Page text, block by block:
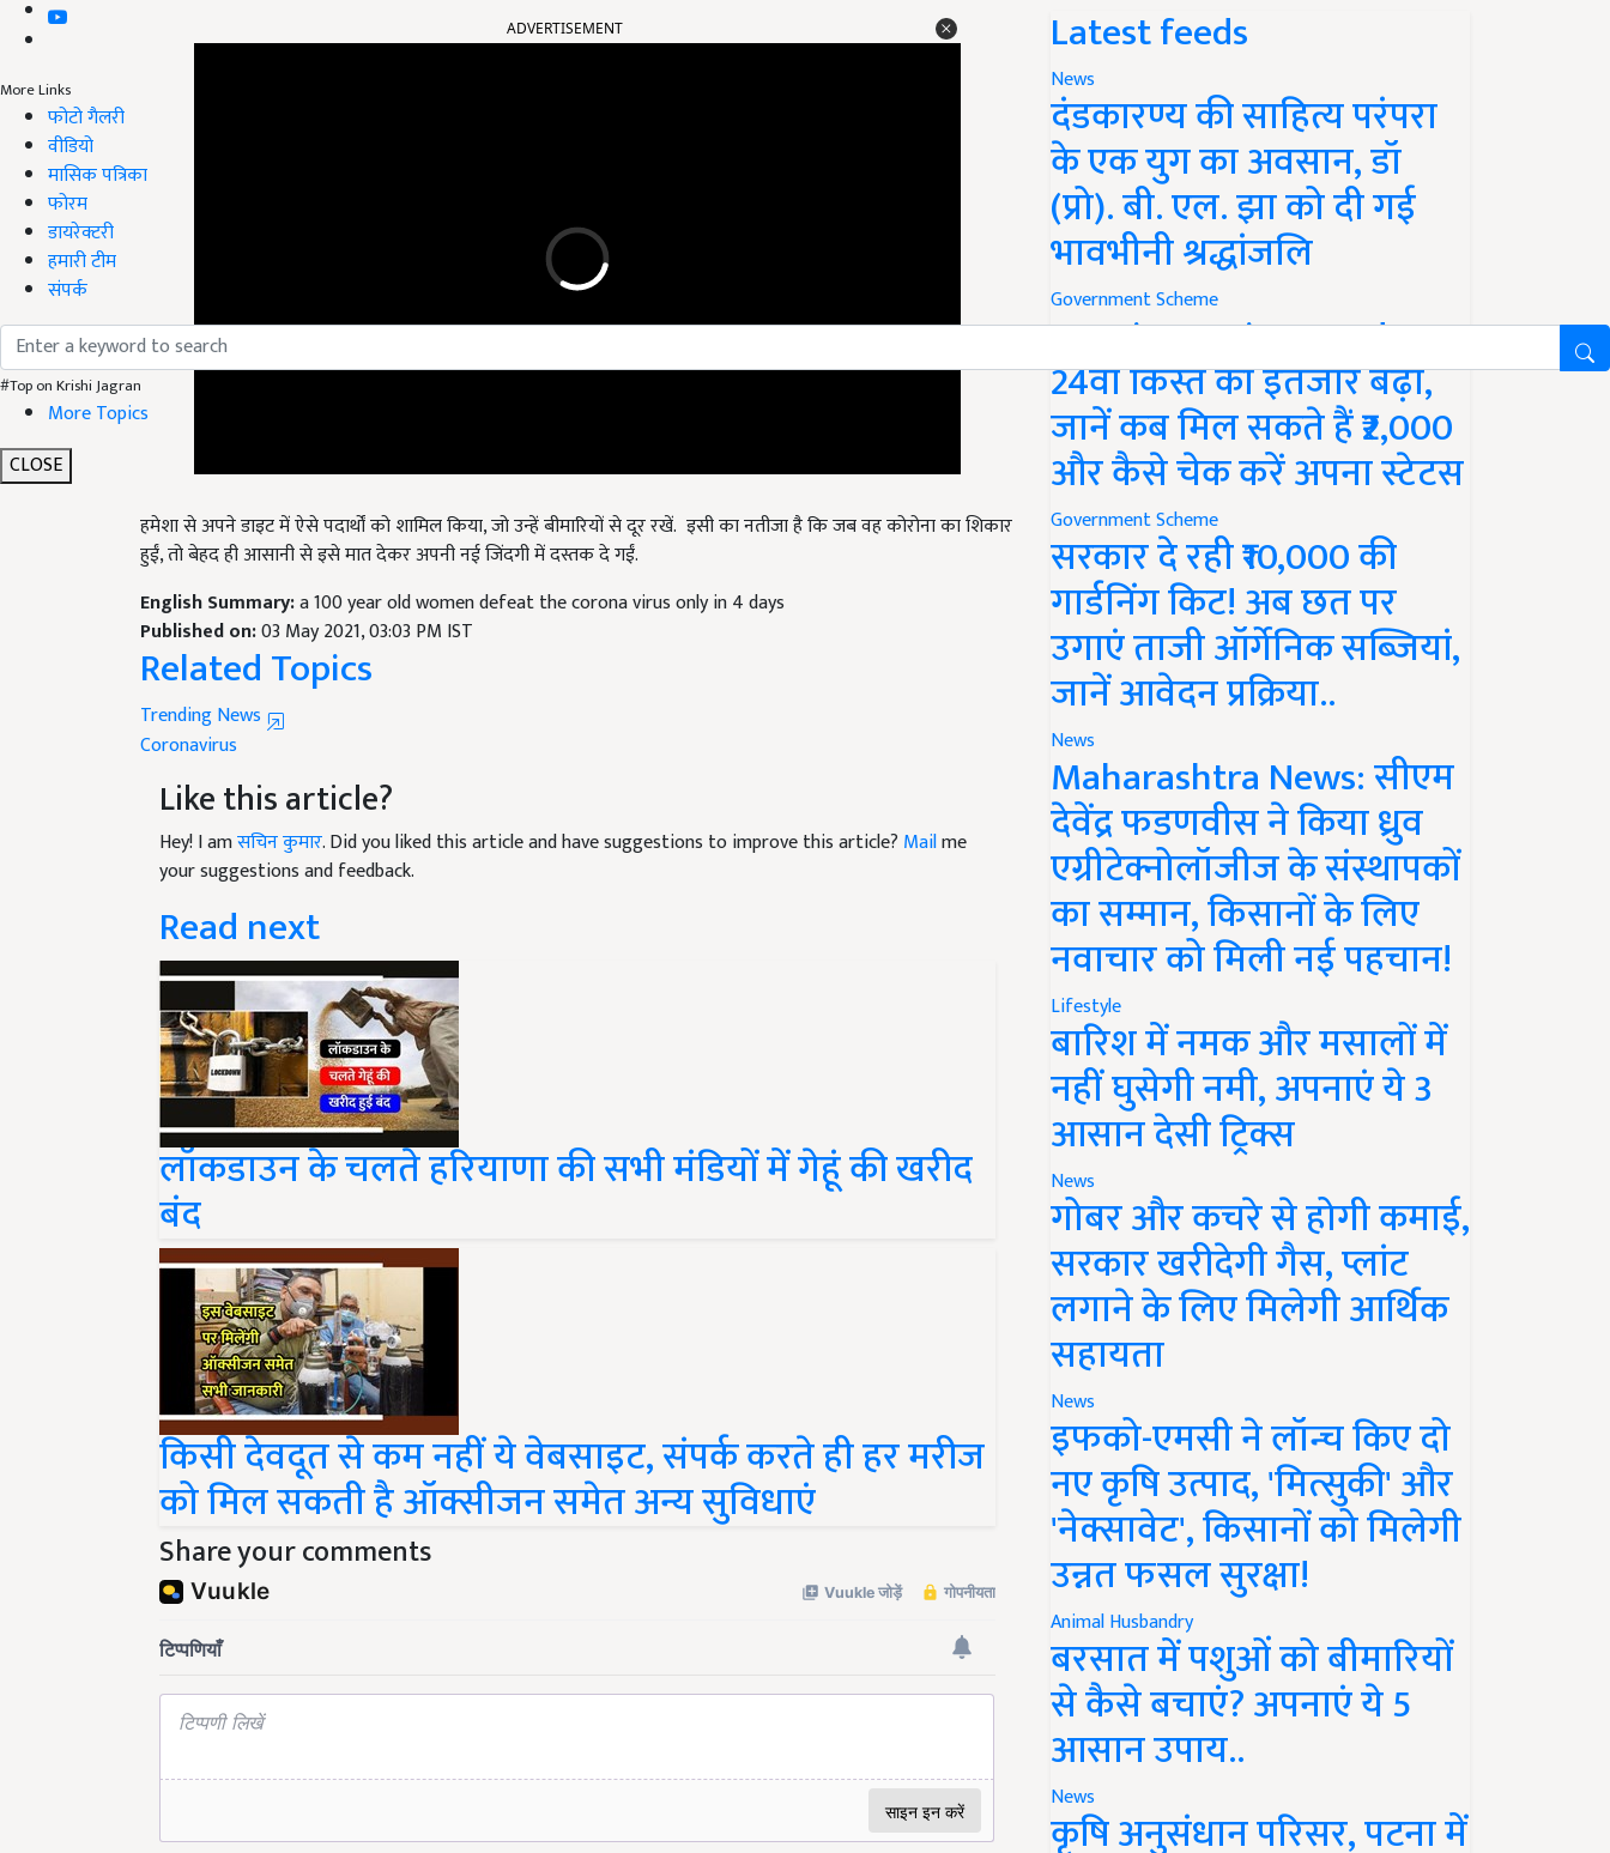
More Links
फोटो गैलरी
वीडियो
मासिक पत्रिका
फोरम
डायरेक्टरी
हमारी टीम
संपर्क
#Top on Krishi Jagran
More Topics
CLOSE
हुईं, तो बेहद ही आसानी से इसे मात देकर अपनी नई जिंदगी में दस्तक दे गईं.
English Summary:
a 100 year old women defeat the corona virus only in 4 days
Published on:03 May 2021, 03:03 PM IST
Related Topics
Trending News
Coronavirus
Like this article?
Hey! I amसचिन कुमार. Did you liked this article and have suggestions to improve this article?
your suggestions and feedback.
Read next
लॉकडाउन के चलते हरियाणा की सभी मंडियों में गेहूं की खरीद
बंद
किसी देवदूत से कम नहीं ये वेबसाइट, संपर्क करते ही हर मरीज
को मिल सकती है ऑक्सीजन समेत अन्य सुविधाएं
Share your comments
Latest feeds
News
दंडकारण्य की साहित्य परंपरा
के एक युग का अवसान, डॉ
(प्रो). बी. एल. झा को दी गई
भावभीनी श्रद्धांजलि
Government Scheme
PM Kisan Yojana Update:
24वीं किस्त का इंतजार बढ़ा,
जानें कब मिल सकते हैं ₹2,000
और कैसे चेक करें अपना स्टेटस
Government Scheme
सरकार दे रही ₹10,000 की
गार्डनिंग किट! अब छत पर
उगाएं ताजी ऑर्गेनिक सब्जियां,
जानें आवेदन प्रक्रिया..
News
Maharashtra News: सीएम
देवेंद्र फडणवीस ने किया ध्रुव
एग्रीटेक्नोलॉजीज के संस्थापकों
का सम्मान, किसानों के लिए
नवाचार को मिली नई पहचान!
Lifestyle
बारिश में नमक और मसालों में
नहीं घुसेगी नमी, अपनाएं ये 3
आसान देसी ट्रिक्स
News
गोबर और कचरे से होगी कमाई,
सरकार खरीदेगी गैस, प्लांट
लगाने के लिए मिलेगी आर्थिक
सहायता
News
इफको-एमसी ने लॉन्च किए दो
नए कृषि उत्पाद, 'मित्सुकी' और
'नेक्सावेट', किसानों को मिलेगी
उन्नत फसल सुरक्षा!
Animal Husbandry
बरसात में पशुओं को बीमारियों
से कैसे बचाएं? अपनाएं ये 5
आसान उपाय..
News
कृषि अनुसंधान परिसर, पटना में